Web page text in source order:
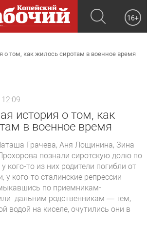
16+
о том, как жилось сиротам в военное время
история о том, как
в военное время
Грачева, Аня Лощинина, Зина
познали сиротскую долю по
кого-то из них родители погибли от
у кого-то сталинские репрессии
по приемникам-
дальним родственникам — тем,
водой на киселе, очутились они в